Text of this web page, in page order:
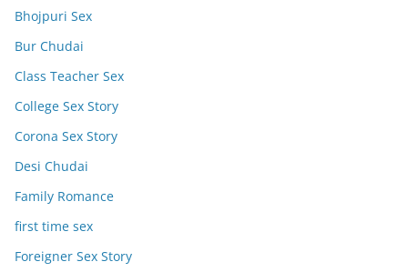
Bhojpuri Sex
Bur Chudai
Class Teacher Sex
College Sex Story
Corona Sex Story
Desi Chudai
Family Romance
first time sex
Foreigner Sex Story